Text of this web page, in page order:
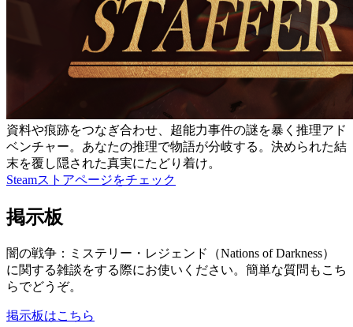
資料や痕跡をつなぎ合わせ、超能力事件の謎を暴く推理アド
ベンチャー。あなたの推理で物語が分岐する。決められた結
末を覆し隠された真実にたどり着け。
Steamストアページをチェック
掲示板
闇の戦争：ミステリー・レジェンド（Nations of Darkness）
に関する雑談をする際にお使いください。簡単な質問もこち
らでどうぞ。
掲示板はこちら